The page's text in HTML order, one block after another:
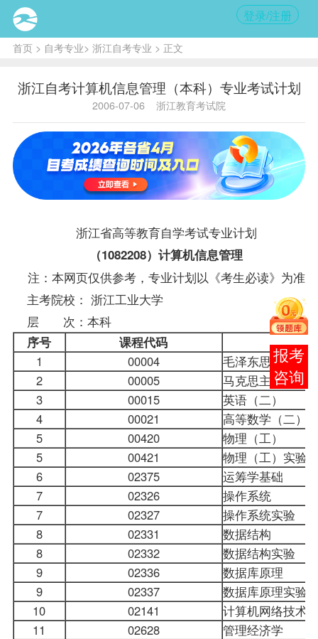
登录/注册
首页> 自考专业> 浙江自考专业 > 正文
浙江自考计算机信息管理（本科）专业考试计划
2006-07-06 浙江教育考试院
浙江省高等教育自学考试专业计划
（1082208）计算机信息管理
注：本网页仅供参考，专业计划以《考生必读》为准
主考院校： 浙江工业大学
层 次：本科
序号 课程代码
1
00004
毛泽东思想概论
2
00005
马克思主义政治
3
00015
英语（二）
4
00021
高等数学（二）
5
00420
物理（工）
5
00421
物理（工）实验
6
02375
运筹学基础
7
02326
操作系统
7
02327
操作系统实验
8
02331
数据结构
8
02332
数据结构实验
9
02336
数据库原理
9
02337
数据库原理实验
10
02141
计算机网络技术
11
02628
管理经济学
报考
咨询